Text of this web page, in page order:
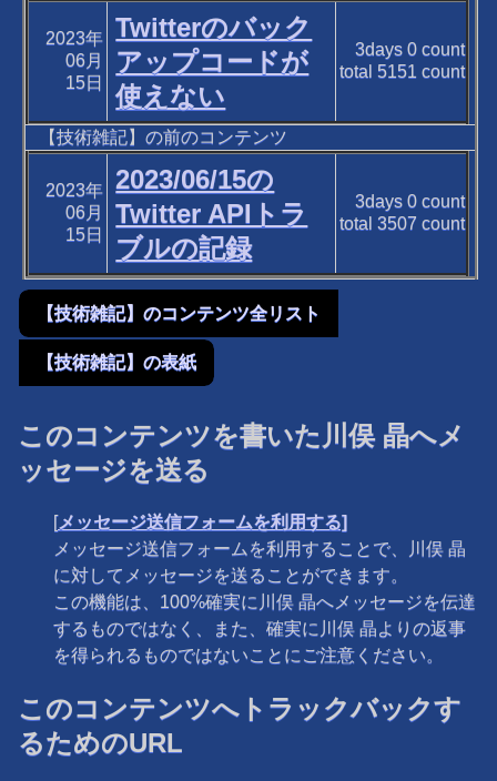
2023年
06月
15日
Twitterのバック
アップコードが
使えない
3days 0count
total 5151 count
【技術雑記】の前のコンテンツ
2023年
06月
15日
2023/06/15の
Twitter APIトラ
ブルの記録
3days 0count
total 3507 count
【技術雑記】のコンテンツ全リスト
【技術雑記】の表紙
このコンテンツを書いた川俣 晶へメ
ッセージを送る
[メッセージ送信フォームを利用する]
メッセージ送信フォームを利用することで、川俣 晶
に対してメッセージを送ることができます。
この機能は、100%確実に川俣 晶へメッセージを伝達
するものではなく、また、確実に川俣 晶よりの返事
を得られるものではないことにご注意ください。
このコンテンツへトラックバックす
るためのURL